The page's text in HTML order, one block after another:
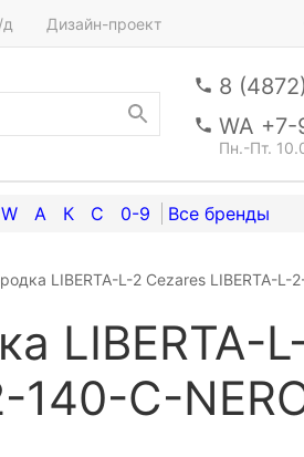
Дизайн-проект
8
WA
Пн.-Пт.
W А К С 0-9
LIBERTA-L-2 Cezares LIBERTA-L-
LIBERTA-
140-C-